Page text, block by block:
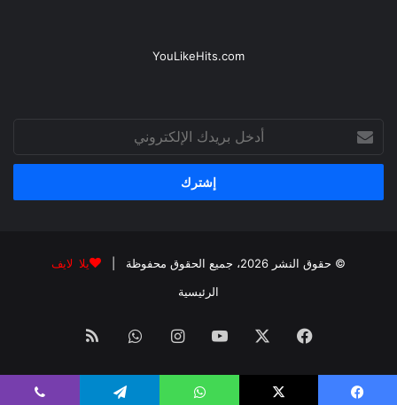
YouLikeHits.com
بريدك
الإلكتروني
© حقوق النشر 2026، جميع الحقوق محفوظة | يلا لايف
الرئيسية
فيسبوك ‫YouTubeانستقرامواتساب
الموقع